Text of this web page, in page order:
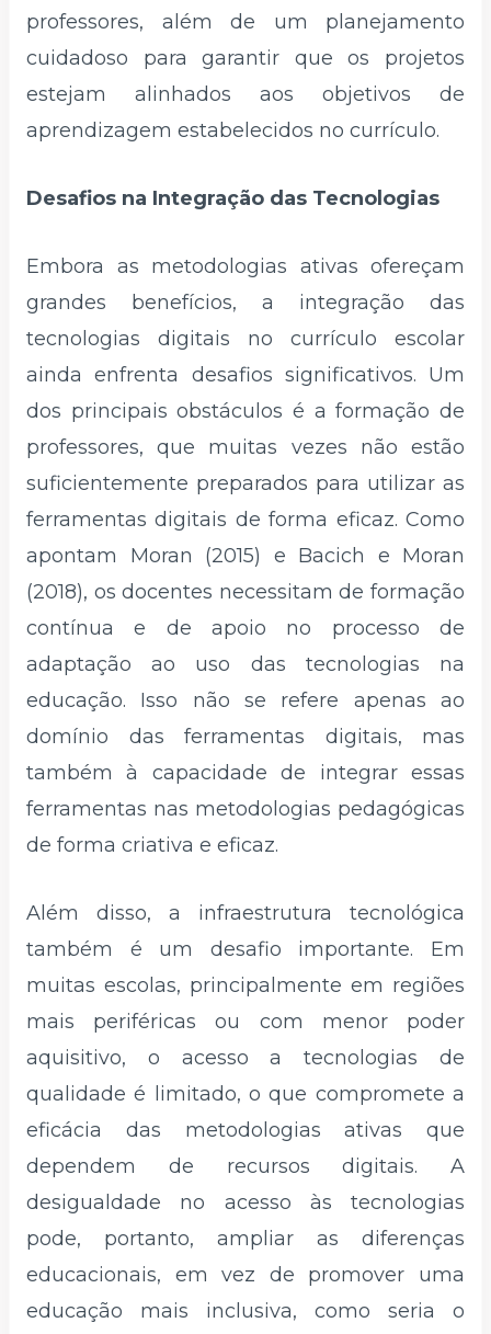
professores, além de um planejamento
cuidadoso para garantir que os projetos
estejam alinhados aos objetivos de
aprendizagem estabelecidos no currículo.
Desafios na Integração das Tecnologias
Embora as metodologias ativas ofereçam
grandes benefícios, a integração das
tecnologias digitais no currículo escolar
ainda enfrenta desafios significativos. Um
dos principais obstáculos é a formação de
professores, que muitas vezes não estão
suficientemente preparados para utilizar as
ferramentas digitais de forma eficaz. Como
apontam Moran (2015) e Bacich e Moran
(2018), os docentes necessitam de formação
contínua e de apoio no processo de
adaptação ao uso das tecnologias na
educação. Isso não se refere apenas ao
domínio das ferramentas digitais, mas
também à capacidade de integrar essas
ferramentas nas metodologias pedagógicas
de forma criativa e eficaz.
Além disso, a infraestrutura tecnológica
também é um desafio importante. Em
muitas escolas, principalmente em regiões
mais periféricas ou com menor poder
aquisitivo, o acesso a tecnologias de
qualidade é limitado, o que compromete a
eficácia das metodologias ativas que
dependem de recursos digitais. A
desigualdade no acesso às tecnologias
pode, portanto, ampliar as diferenças
educacionais, em vez de promover uma
educação mais inclusiva, como seria o